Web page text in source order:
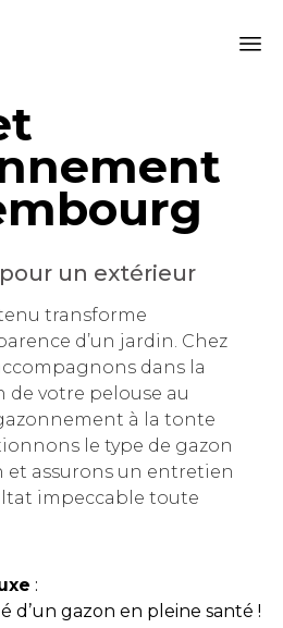
un extérieur
transforme
d’un jardin. Chez
dans la
de votre pelouse au
à la tonte
le type de gazon
et assurons un entretien
impeccable toute
:
d’un gazon en pleine santé !